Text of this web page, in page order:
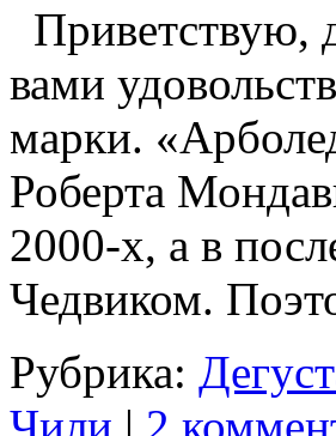
Приветствую,
вами
марки.
Роберта
2000-х, а в
Чедвиком.
Рубрика:
Чили | 2